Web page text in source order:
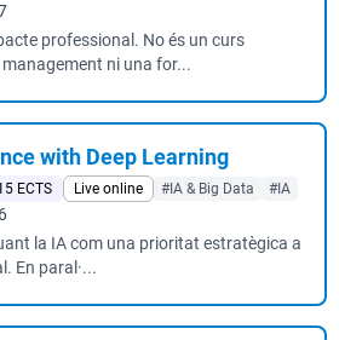
professional. No és un curs
ni una for...
with Deep Learning
ECTS Live online #IA & Big Data #IA
la IA com una prioritat estratègica a
En paral·...